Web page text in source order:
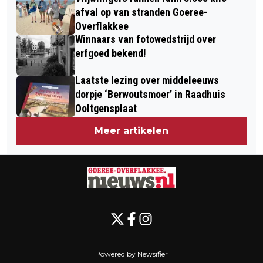
WEDSTRIJD SCHOTEJIL
afval op van stranden Goeree-
Overflakkee
Winnaars van fotowedstrijd over
erfgoed bekend!
Laatste lezing over middeleeuws
dorpje ‘Berwoutsmoer’ in Raadhuis
Ooltgensplaat
Meer artikelen
Powered by Newsifier